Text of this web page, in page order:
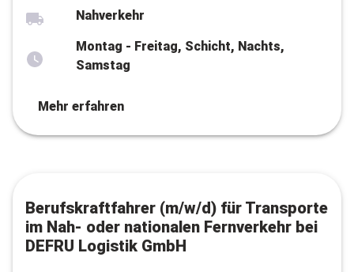
Nahverkehr
Montag - Freitag, Schicht, Nachts,
Samstag
Mehr erfahren
Berufskraftfahrer (m/w/d) für Transporte
im Nah- oder nationalen Fernverkehr bei
DEFRU Logistik GmbH